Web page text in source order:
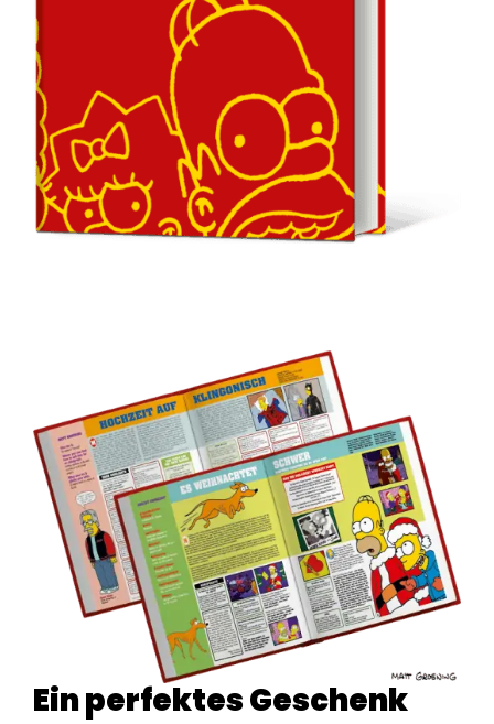
Ein perfektes Geschenk